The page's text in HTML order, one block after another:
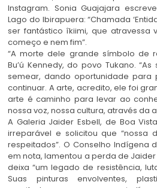
Instagram. Sonia Guajajara
Lago do Ibirapuera: “Chamada
ser fantástico îkiimi, que atravessa
começo e nem fim”.
“A morte dele grande símbolo de
Bu’ú Kennedy, do povo Tukano.
semear, dando oportunidade para
continuar. A arte, acredito, ele foi
arte é caminho para levar ao
nossa voz, nossa cultura, através da
A Galeria Jaider Esbell, de Boa
irreparável e solicitou que “nossa
respeitados”. O Conselho Indígena
em nota, lamentou a perda de
deixa “um legado de resistência,
Suas pinturas envolventes,